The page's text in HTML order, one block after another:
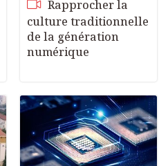
Rapprocher la
culture traditionnelle
de la génération
numérique